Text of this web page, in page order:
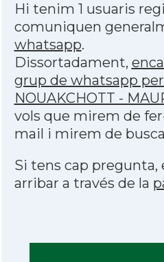
Hi tenim 1 usuaris
comuniquen
whatsapp.
Dissortadament,
grup de whatsapp per
NOUAKCHOTT -
vols que mirem de
mail i mirem de
Si tens cap pregunta,
arribar a través de la